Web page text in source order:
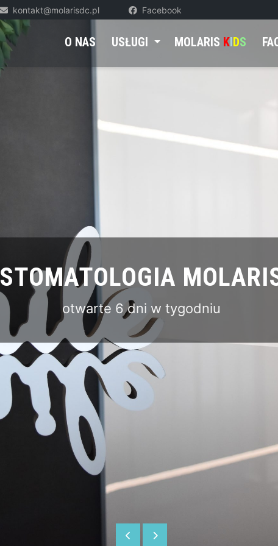
kontakt@molarisdc.pl Facebook
O NAS USŁUGI MOLARIS KIDS
STOMATOLOGIA
otwarte 6 dni w tygodniu